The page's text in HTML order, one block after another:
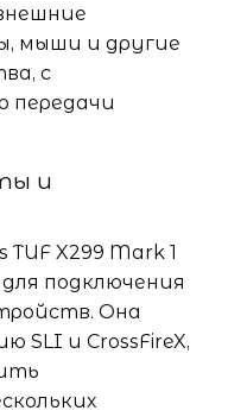
мыши и другие
с
передачи
и
X299 Mark 1
подключения
Она
SLI и CrossFireX,